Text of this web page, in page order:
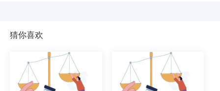
猜你喜欢